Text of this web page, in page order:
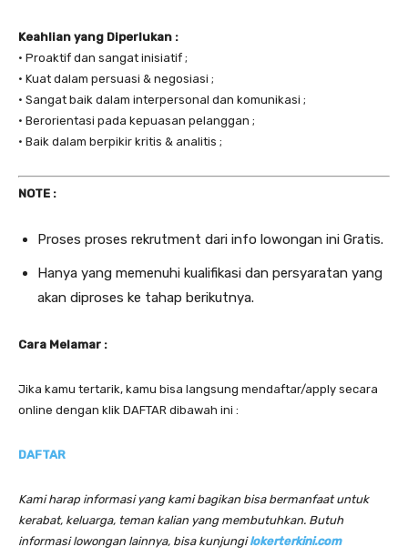
Keahlian yang Diperlukan :
• Proaktif dan sangat inisiatif ;
• Kuat dalam persuasi & negosiasi ;
• Sangat baik dalam interpersonal dan komunikasi ;
• Berorientasi pada kepuasan pelanggan ;
• Baik dalam berpikir kritis & analitis ;
NOTE :
Proses proses rekrutment dari info lowongan ini Gratis.
Hanya yang memenuhi kualifikasi dan persyaratan yang
akan diproses ke tahap berikutnya.
Cara Melamar :
Jika kamu tertarik, kamu bisa langsung mendaftar/apply secara
online dengan klik DAFTAR dibawah ini :
DAFTAR
Kami harap informasi yang kami bagikan bisa bermanfaat untuk
kerabat, keluarga, teman kalian yang membutuhkan. Butuh
informasi lowongan lainnya, bisa kunjungilokerterkini.com